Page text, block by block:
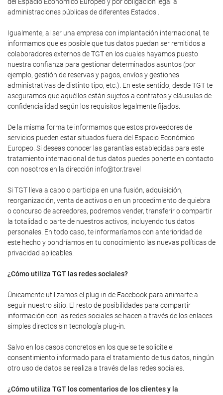
administraciones públicas de diferentes Estados .
Igualmente, al ser una empresa con implantación internacional, te
informamos que es posible que tus datos puedan ser remitidos a
colaboradores externos de TGT en los cuales hayamos puesto
nuestra confianza para gestionar determinados asuntos (por
ejemplo, gestión de reservas y pagos, envíos y gestiones
administrativas de distinto tipo, etc.). En este sentido, desde TGT te
aseguramos que aquéllos están sujetos a contratos y cláusulas de
confidencialidad según los requisitos legalmente fijados.
De la misma forma te informamos que estos proveedores de
servicios pueden estar situados fuera del Espacio Económico
Europeo. Si deseas conocer las garantías establecidas para este
tratamiento internacional de tus datos puedes ponerte en contacto
con nosotros en la dirección info@tor.travel
Si TGT lleva a cabo o participa en una fusión, adquisición,
reorganización, venta de activos o en un procedimiento de quiebra
o concurso de acreedores, podremos vender, transferir o compartir
la totalidad o parte de nuestros activos, incluyendo tus datos
personales. En todo caso, te informaríamos con anterioridad de
este hecho y pondríamos en tu conocimiento las nuevas políticas de
privacidad aplicables.
¿Cómo utiliza TGT las redes sociales?
Únicamente utilizamos el plug-in de Facebook para animarte a
seguir nuestro sitio. El resto de posibilidades para compartir
información con las redes sociales se hacen a través de los enlaces
simples directos sin tecnología plug-in.
Salvo en los casos concretos en los que se te solicite el
consentimiento informado para el tratamiento de tus datos, ningún
otro uso de datos se realiza a través de las redes sociales.
¿Cómo utiliza TGT los comentarios de los clientes y la